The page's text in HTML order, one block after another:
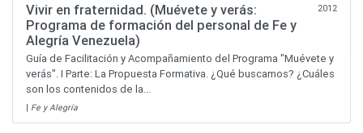
Vivir en fraternidad. (Muévete y verás:
Programa de formación del personal de Fe y
Alegría Venezuela)
2012
Guía de Facilitación y Acompañamiento del Programa "Muévete y
verás". I Parte: La Propuesta Formativa. ¿Qué buscamos? ¿Cuáles
son los contenidos de la...
| Fe y Alegría